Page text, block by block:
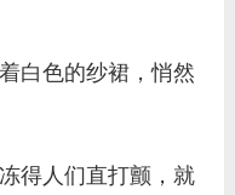
白色的纱裙，悄然
得人们直打颤，就